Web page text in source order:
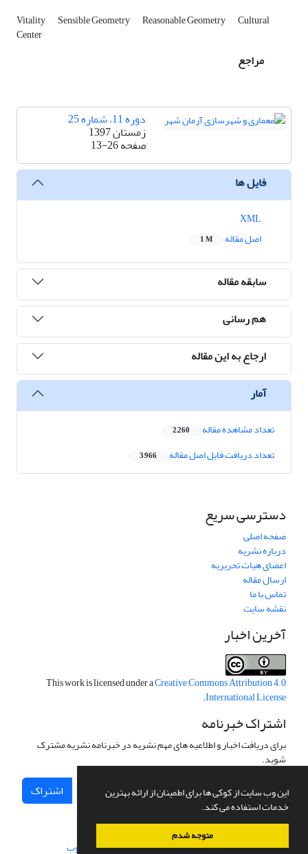
این وب سایت از کوکی ها برای اطمینان از ارائه بهترین
خدمات استفاده می کند.
متوجه شدم
Vitality Sensible Geometry Reasonable Geometry Cultural
Center
مراجع
دوره 11، شماره 25
زمستان 1397
صفحه13-26
فایل ها
اصل مقاله
1 M
سابقه مقاله
هم رسانی
ارجاع به این مقاله
آمار
تعداد مشاهده مقاله 2,260
تعداد دریافت فایل اصل مقاله 3,966
دسترسی سریع
صفحه اصلی
درباره نشریه
اعضای هیات تحریریه
ارسال مقاله
تماس با ما
نقشه سایت
آخرین اخبار
This work is licensed under aCreative Commons Attribution 4.0
International License
.
اشتراک خبرنامه
برای دریافت اخبار و اطلاعیه های مهم نشریه در خبرنامه نشریه مشترک
شوید.
اشتراک
سامانه مدیریت نشریات علمی.طراحی و پیاده سازی از سیناوب